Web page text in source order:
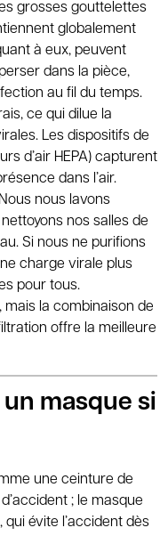
grosses gouttelettes
globalement
à eux, peuvent
dans la pièce,
au fil du temps.
ce qui dilue la
Les dispositifs de
d’air HEPA) capturent
dans l’air.
nous lavons
nos salles de
Si nous ne purifions
charge virale plus
pour tous.
mais la combinaison de
offre la meilleure
masque si
une ceinture de
; le masque
évite l’accident dès